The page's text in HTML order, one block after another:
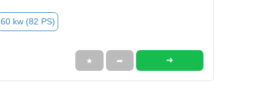
60 kw (82 PS)
★ ➦ ➜